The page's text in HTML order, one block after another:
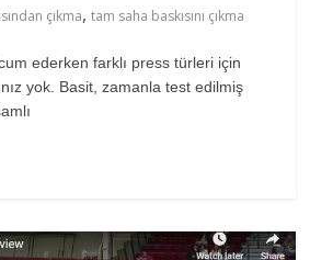
çıkma,tam saha baskısını çıkma
ederken farklı press türleri için
yok. Basit, zamanla test edilmiş